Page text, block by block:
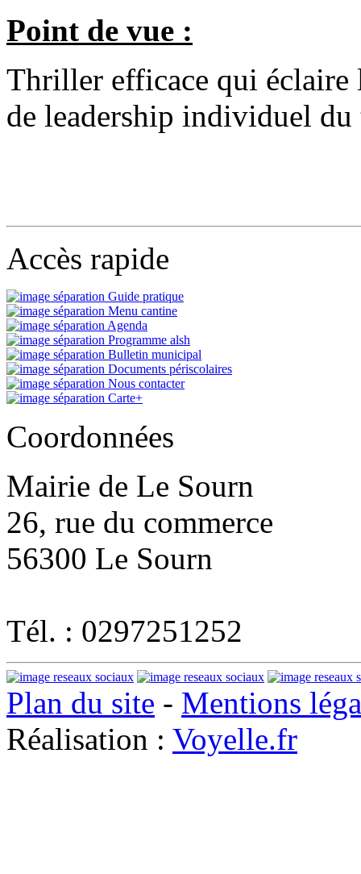
Point de vue :
Thriller efficace qui éclaire
de leadership individuel
Accès rapide
Guide pratique
Menu cantine
Agenda
Programme alsh
Bulletin municipal
Documents périscolaires
Nous contacter
Carte+
Coordonnées
Mairie de Le Sourn
26, rue du commerce
56300 Le Sourn
Tél. : 0297251252
Plan du site - Mentions
Réalisation : Voyelle.fr